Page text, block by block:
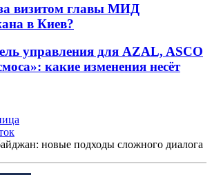
визитом главы МИД
в Киев?
управления для AZAL, ASCO
какие изменения несёт
новые подходы сложного диалога